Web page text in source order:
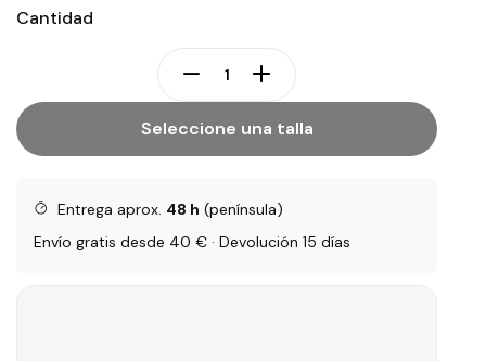
Cantidad
Seleccione una talla
Entrega aprox. 48 h (península)
Envío gratis desde 40 € · Devolución 15 días